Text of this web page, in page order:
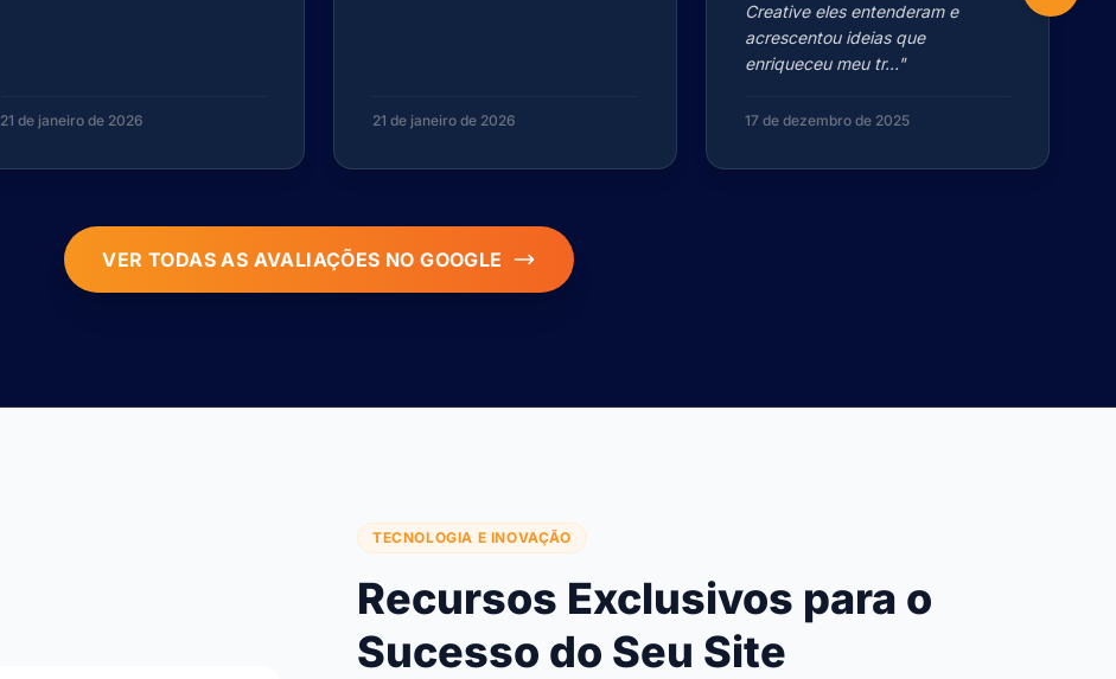
21 de janeiro de 2026 21 de janeiro de 2026
Creative eles entenderam e
acrescentou ideias que
enriqueceu meu tr..."
17 de dezembro de 2025
VER TODAS AS AVALIAÇÕES NO GOOGLE
TECNOLOGIA E INOVAÇÃO
Recursos Exclusivos para o
Sucesso do Seu Site